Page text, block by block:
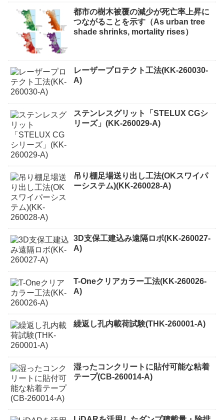
都市の樹木被覆の減少が死亡率上昇に
つながることを示す（As urban tree
shade shrinks, mortality rises）
レーザープロテクト⼯法(KK-260030-
A)
ステンレスグリット「STELUX CGシ
リーズ」(KK-260029-A)
吊り棚足場送り出し工法(OKスワイパ
ーシステム)(KK-260028-A)
3D支保工建込み遠隔ロボ(KK-260027-
A)
T-Oneクリアカラー工法(KK-260026-
A)
繰返し孔内載荷試験(THK-260001-A)
湿ったコンクリートに貼付可能な粘着
テープ(CB-260014-A)